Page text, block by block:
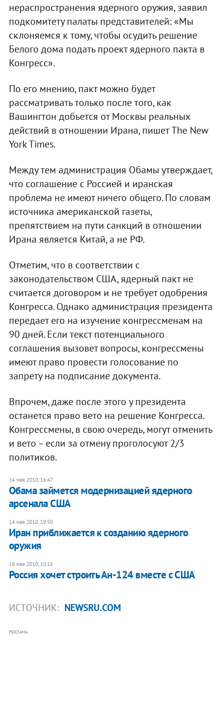
нераспространения ядерного оружия, заявил
подкомитету палаты представителей: «Мы
склоняемся к тому, чтобы осудить решение
Белого дома подать проект ядерного пакта в
Конгресс».
По его мнению, пакт можно будет
рассматривать только после того, как
Вашингтон добьется от Москвы реальных
действий в отношении Ирана, пишет The New
York Times.
Между тем администрация Обамы утверждает,
что соглашение с Россией и иранская
проблема не имеют ничего общего. По словам
источника американской газеты,
препятствием на пути санкций в отношении
Ирана является Китай, а не РФ.
Отметим, что в соответствии с
законодательством США, ядерный пакт не
считается договором и не требует одобрения
Конгресса. Однако администрация президента
передает его на изучение конгрессменам на
90 дней. Если текст потенциального
соглашения вызовет вопросы, конгрессмены
имеют право провести голосование по
запрету на подписание документа.
Впрочем, даже после этого у президента
останется право вето на решение Конгресса.
Конгрессмены, в свою очередь, могут отменить
и вето – если за отмену проголосуют 2/3
политиков.
14 мая 2010, 16:47
Обама займется модернизацией ядерного
арсенала США
14 мая 2010, 19:50
Иран приближается к созданию ядерного
оружия
18 мая 2010, 10:16
Россия хочет строить Ан-124 вместе с США
ИСТОЧНИК: NEWSRU.COM
РЕКЛАМА